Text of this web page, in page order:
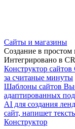
Сайты и магазины
Создание в
Интегрировано в
Конструктор сайтов
за считаные минуты
Шаблоны сайтов
адаптированных
AI для создания
сайт, напишет
Конструктор